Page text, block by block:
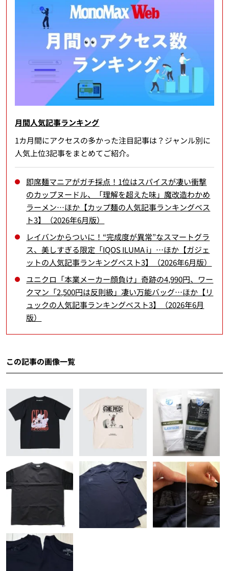
月間人気記事ランキング
1カ月間にアクセスの多かった注目記事は？ジャンル別に
人気上位3記事をまとめてご紹介。
即席麺マニアがガチ採点！1位はスパイスが凄い衝撃
のカップヌードル、「理解を超えた味」魔改造わかめ
ラーメン…ほか【カップ麺の人気記事ランキングベス
ト3】（2026年6月版）
レイバンからついに！“完成度が異常”なスマートグラ
ス、美しすぎる限定「IQOS ILUMA i」…ほか【ガジェ
ットの人気記事ランキングベスト3】（2026年6月版）
ユニクロ「本業メーカー顔負け」奇跡の4,990円、ワー
クマン「2,500円は反則級」凄い万能バッグ…ほか【リ
ュックの人気記事ランキングベスト3】（2026年6月
版）
この記事の画像一覧